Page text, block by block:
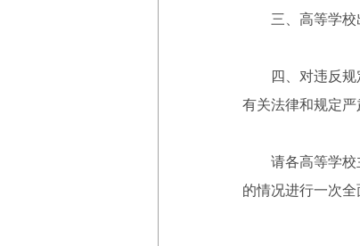
三、高等学校出
四、对违反规定
有关法律和规定严
请各高等学校主
的情况进行一次